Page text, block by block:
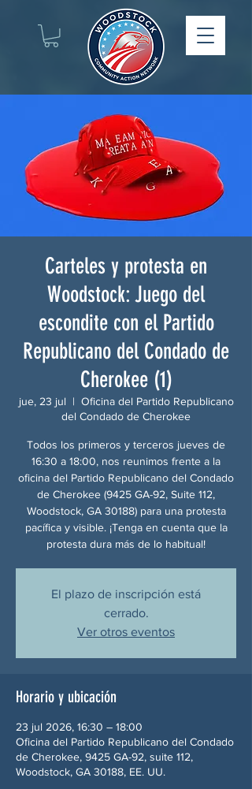
Carteles y protesta en
Woodstock: Juego del
escondite con el Partido
Republicano del Condado de
Cherokee (1)
jue, 23 jul
  |
Oficina del Partido Republicano
del Condado de Cherokee
Todos los primeros y terceros jueves de
16:30 a 18:00, nos reunimos frente a la
oficina del Partido Republicano del Condado
de Cherokee (9425 GA-92, Suite 112,
Woodstock, GA 30188) para una protesta
pacífica y visible. ¡Tenga en cuenta que la
protesta dura más de lo habitual!
El plazo de inscripción está
cerrado.
Ver otros eventos
Horario y ubicación
23 jul 2026, 16:30 – 18:00
Oficina del Partido Republicano del Condado
de Cherokee, 9425 GA-92, suite 112,
Woodstock, GA 30188, EE. UU.